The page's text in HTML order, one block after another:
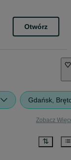
Otwórz
Gdańsk,
Zobacz